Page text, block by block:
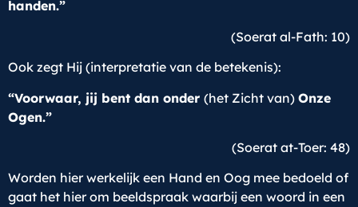
handen.”
(Soerat al-Fath: 10)
Ook zegt Hij (interpretatie van de betekenis):
“Voorwaar, jij bent dan onder (het Zicht van) Onze
Ogen.”
(Soerat at-Toer: 48)
Worden hier werkelijk een Hand en Oog mee bedoeld of
gaat het hier om beeldspraak waarbij een woord in een